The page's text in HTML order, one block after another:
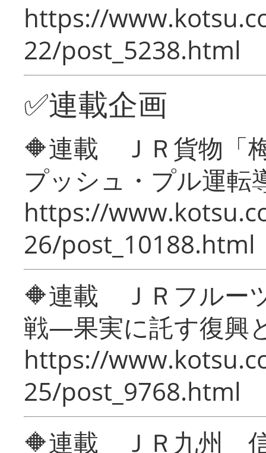
https://
22/post_5238.html
✅連載企画
🔶連載 ＪＲ貨物「
プッシュ・プル運転
https://
26/post_10188.html
🔶連載 ＪＲフルー
戦―果実に託す復興
https://
25/post_9768.html
🔶連載 ＪＲ九州 信